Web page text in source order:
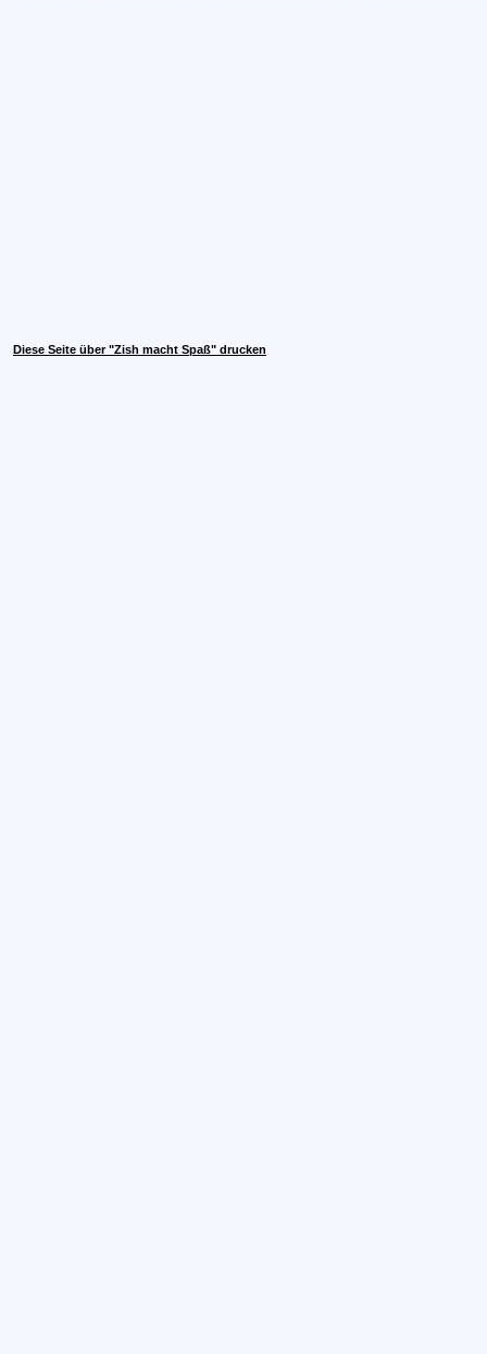
Diese Seite über "Zish macht Spaß" drucken